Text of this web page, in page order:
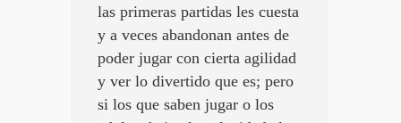
las primeras partidas les cuesta
y a veces abandonan antes de
poder jugar con cierta agilidad
y ver lo divertido que es; pero
si los que saben jugar o los